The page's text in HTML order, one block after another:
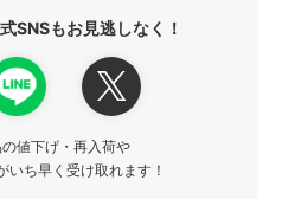
SNSもお見逃しなく！
値下げ・再入荷や
いち早く受け取れます！